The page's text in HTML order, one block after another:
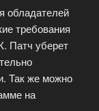
обладателей
требования
Патч уберет
Так же можно
на